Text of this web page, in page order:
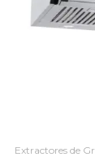
Extractores de